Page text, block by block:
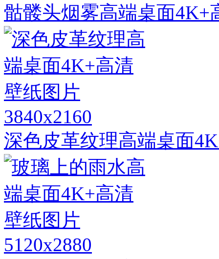
骷髅头烟雾高端桌面4K+
3840x2160
深色皮革纹理高端桌面
5120x2880